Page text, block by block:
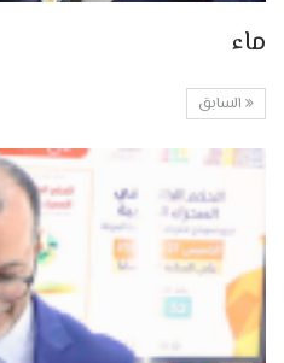
ماء
السابق